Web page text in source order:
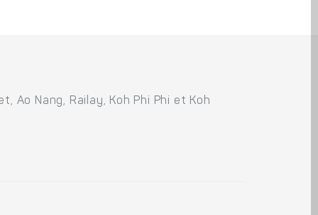
Ao Nang, Railay, Koh Phi Phi et Koh